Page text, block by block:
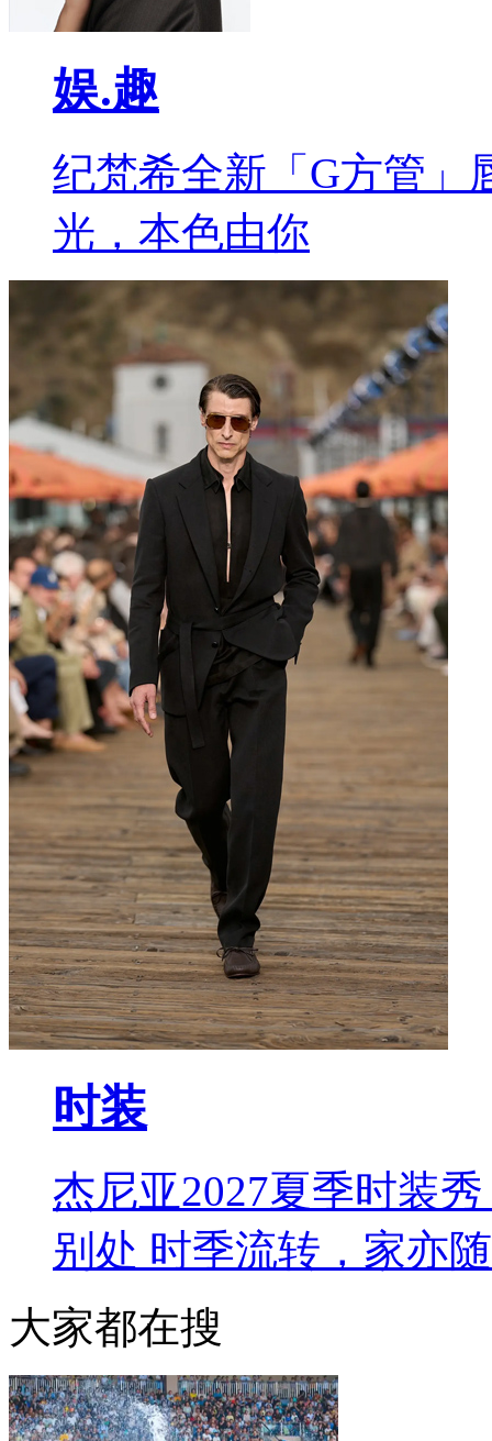
娱.趣
纪梵希全新「G方管」
光，本色由你
时装
杰尼亚2027夏季时装
别处 时季流转，家亦
大家都在搜